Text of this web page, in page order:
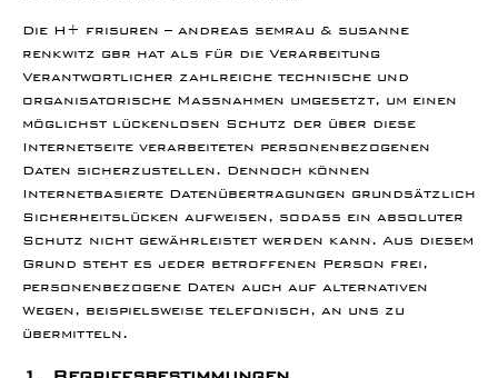
Die H+ frisuren – andreas semrau & susanne
renkwitz gbr hat als für die Verarbeitung
Verantwortlicher zahlreiche technische und
organisatorische Maßnahmen umgesetzt, um einen
möglichst lückenlosen Schutz der über diese
Internetseite verarbeiteten personenbezogenen
Daten sicherzustellen. Dennoch können
Internetbasierte Datenübertragungen grundsätzlich
Sicherheitslücken aufweisen, sodass ein absoluter
Schutz nicht gewährleistet werden kann. Aus diesem
Grund steht es jeder betroffenen Person frei,
personenbezogene Daten auch auf alternativen
Wegen, beispielsweise telefonisch, an uns zu
übermitteln.
1. Begriffsbestimmungen